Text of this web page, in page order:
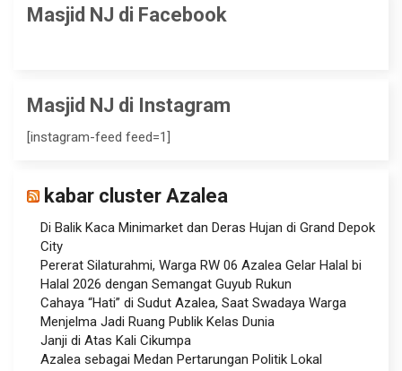
Masjid NJ di Facebook
Masjid NJ di Instagram
[instagram-feed feed=1]
kabar cluster Azalea
Di Balik Kaca Minimarket dan Deras Hujan di Grand Depok
City
Pererat Silaturahmi, Warga RW 06 Azalea Gelar Halal bi
Halal 2026 dengan Semangat Guyub Rukun
Cahaya “Hati” di Sudut Azalea, Saat Swadaya Warga
Menjelma Jadi Ruang Publik Kelas Dunia
Janji di Atas Kali Cikumpa
Azalea sebagai Medan Pertarungan Politik Lokal